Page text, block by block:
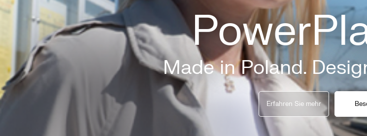
Made in Poland.
Erfahren Sie mehr